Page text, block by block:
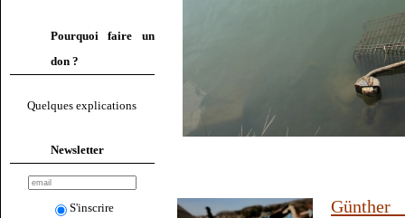
Pourquoi faire un
don ?
Quelques explications
Newsletter
S'inscrire